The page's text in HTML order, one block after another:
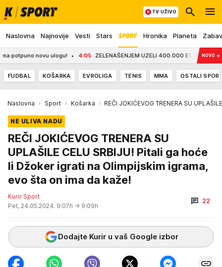
Naslovna Najnovije Vesti Stars Hronika Planeta
TV UŽIVO
novu ulogu! 4:05 ZELENAŠENJEM UZELI 400.000 EVRA: NOVO →
FUDBAL KOŠARKA EVROLIGA TENIS MMA OSTALI
Naslovna Sport Košarka REČI JOKIĆEVOG TRENERA SU
NE ULIVA NADU
REČI JOKIĆEVOG TRENERA SU
UPLAŠILE CELU SRBIJU! Pitali ga hoće
li Džoker igrati na Olimpijskim igrama,
evo šta on ima da kaže!
Kurir Sport
Pet, 24.05.2024. 9:07h → 9:09h
22
Dodajte Kurir u vaš Google izbor